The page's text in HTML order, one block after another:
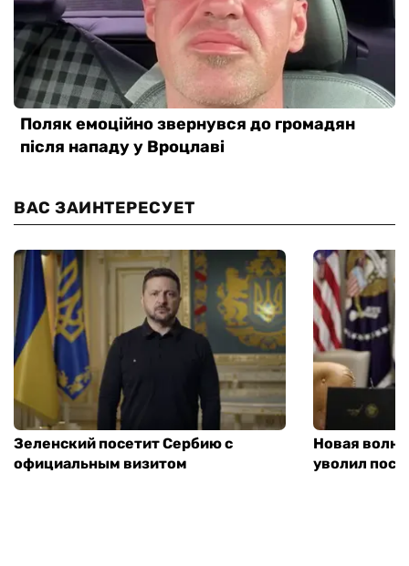
ВАС ЗАИНТЕРЕСУЕТ
Зеленский посетит Сербию с
официальным визитом
Новая
уволил